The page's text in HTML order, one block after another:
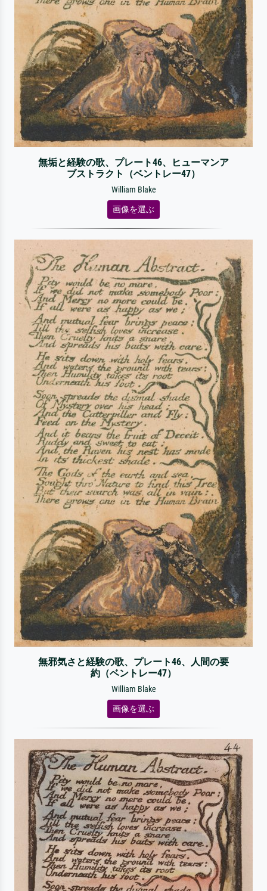
無垢と経験の歌、プレート46、ヒューマンア
ブストラクト（ベントレー47）
William Blake
画像を選ぶ
無邪気さと経験の歌、プレート46、人間の要
約（ベントレー47）
William Blake
画像を選ぶ